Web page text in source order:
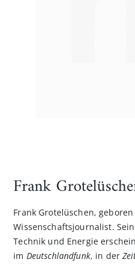
Bildgalerie
Frank
Frank Grotelüschen,
Wissenschaftsjournalist.
Technik und Energie
im Deutschlandfunk, in der